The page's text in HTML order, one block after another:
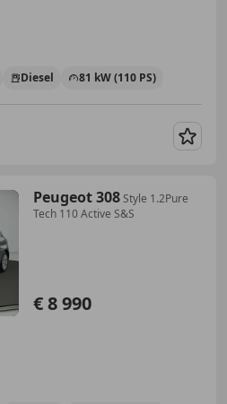
Diesel 81 kW (110 PS)
Peugeot 308Style 1.2Pure
Tech 110 Active S&S
€ 8 990